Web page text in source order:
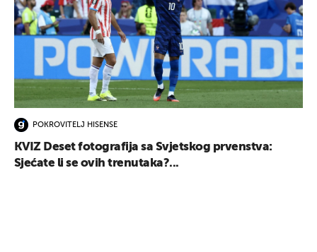
POKROVITELJ HISENSE
KVIZ Deset fotografija sa Svjetskog prvenstva:
Sjećate li se ovih trenutaka?...
UKLJUČITE NOTIFIKACIJE